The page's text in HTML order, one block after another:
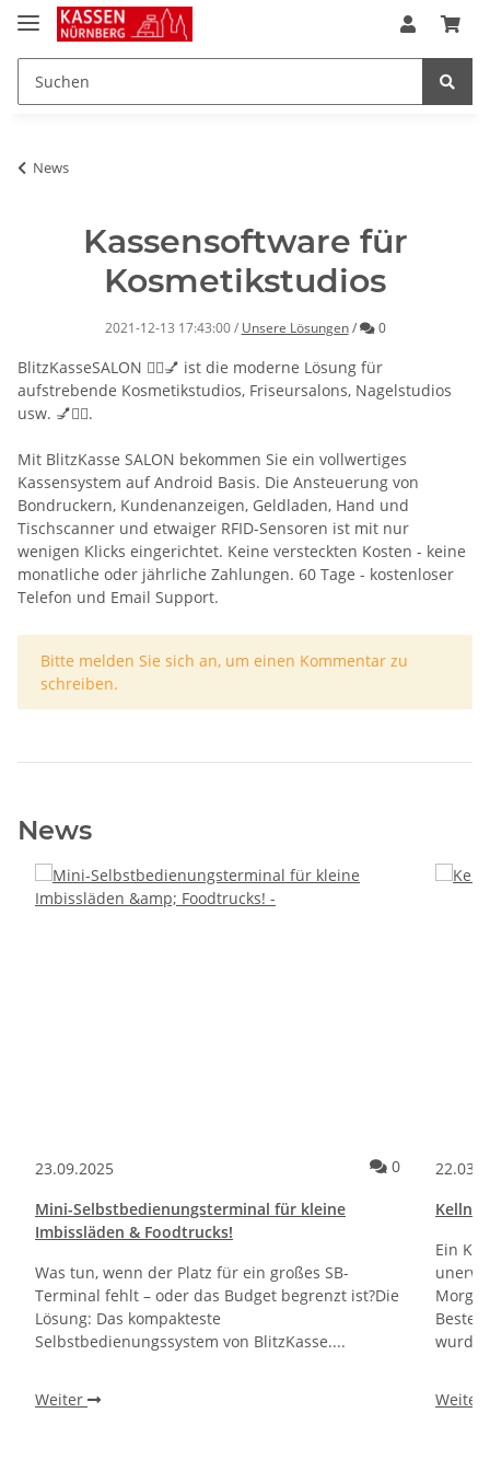
News
Kassensoftware für
Kosmetikstudios
2021-12-13 17:43:00 / Unsere Lösungen / Kommentare
0
BlitzKasseSALON 💇‍♀️💅 ist die moderne Lösung für
aufstrebende Kosmetikstudios, Friseursalons, Nagelstudios
usw. 💅💇‍♀️.
Mit BlitzKasse SALON bekommen Sie ein vollwertiges
Kassensystem auf Android Basis. Die Ansteuerung von
Bondruckern, Kundenanzeigen, Geldladen, Hand und
Tischscanner und etwaiger RFID-Sensoren ist mit nur
wenigen Klicks eingerichtet. Keine versteckten Kosten - keine
monatliche oder jährliche Zahlungen. 60 Tage - kostenloser
Telefon und Email Support.
x
Bitte melden Sie sich an, um einen Kommentar zu
schreiben.
News
23.09.2025 Kommentare
0
Mini-Selbstbedienungsterminal für kleine
Imbissläden & Foodtrucks!
Was tun, wenn der Platz für ein großes SB-
Terminal fehlt – oder das Budget begrenzt ist?Die
Lösung: Das kompakteste
Selbstbedienungssystem von BlitzKasse....
Weiter
Ein
Weiter